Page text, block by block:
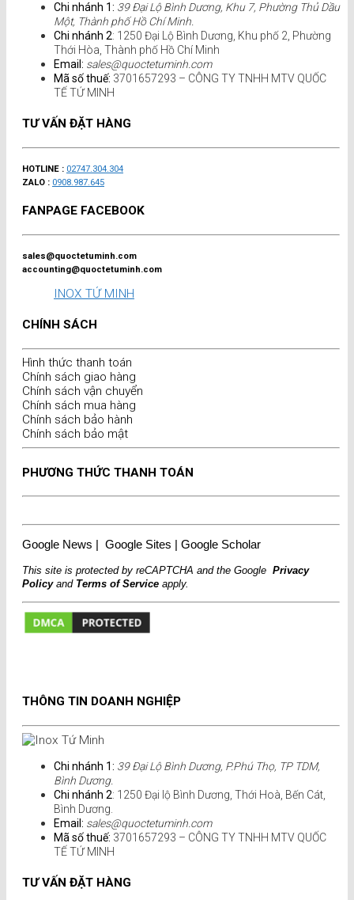
Chi nhánh 1: 39 Đại Lộ Bình Dương, Khu 7, Phường Thủ Dầu
Một, Thành phố Hồ Chí Minh.
Chi nhánh 2: 1250 Đại Lộ Bình Dương, Khu phố 2, Phường
Thới Hòa, Thành phố Hồ Chí Minh
Email: sales@quoctetuminh.com
Mã số thuế: 3701657293 – CÔNG TY TNHH MTV QUỐC
TẾ TỨ MINH
TƯ VẤN ĐẶT HÀNG
HOTLINE : 02747.304.304
ZALO : 0908.987.645
FANPAGE FACEBOOK
sales@quoctetuminh.com
accounting@quoctetuminh.com
INOX TỨ MINH
CHÍNH SÁCH
Hình thức thanh toán
Chính sách giao hàng
Chính sách vận chuyển
Chính sách mua hàng
Chính sách bảo hành
Chính sách bảo mật
PHƯƠNG THỨC THANH TOÁN
Google News | Google Sites | Google Scholar
This site is protected by reCAPTCHA and the Google Privacy
PolicyandTerms of Service apply.
THÔNG TIN DOANH NGHIỆP
Chi nhánh 1: 39 Đại Lộ Bình Dương, P.Phú Thọ, TP TDM,
Bình Dương.
Chi nhánh 2: 1250 Đại lộ Bình Dương, Thới Hoà, Bến Cát,
Bình Dương.
Email: sales@quoctetuminh.com
Mã số thuế: 3701657293 – CÔNG TY TNHH MTV QUỐC
TẾ TỨ MINH
TƯ VẤN ĐẶT HÀNG